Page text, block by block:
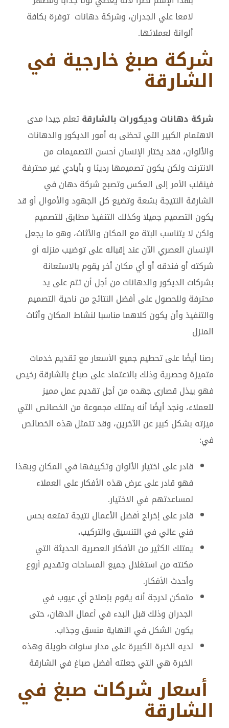
لامعا علي الجدران، وشركة دهانات توفرة بكافة
ألوانة لعملائها.
شركة صبغ خارجية في
الشارقة
شركة دهانات وديكورات بالشارقةتعلم جيدا مدى
الاهتمام الكبير التي تحظى به أمور الديكور والدهانات
والألوان، فقد يختار الإنسان أحسن التصميمات من
الانترنت ولكن يكون تصميمها رديئا و بأيادي غير محترفة
فينقلب الأمر إلى العكس وتصبح شركة دهان في
الشارقة النتيجة بشعة وتضيع كل الجهود والأموال أو قد
يكون التصميم جميلا وكذلك التنفيذ مطابق للتصميم
ولكن لا يتناسب البتة مع المكان والأثاث، وهو ما يجعل
الإنسان العصري الآن عند إقباله على توضيب منزله أو
شركته أو فندقه أو أي مكان أخر يقوم بالاستعانة
بشركات الديكور والدهانات من أجل أن تتم على يد
محترفة وللحصول على أفضل النتائج من ناحية التصميم
والتنفيذ وأن يكون كلاهما مناسبا لنشاط المكان وأثاث
المنزل
رصنا أيضًا على تحطيم جميع الأسعار مع تقديم خدمات
متميزة وحصرية وذلك بالاعتماد على صباغ بالشارقة رخيص
فهو يبذل قصارى جهده من أجل تقديم عمل مميز
للعملاء، ونجد أيضًا أنه يمتلك مجموعة من الخصائص التي
ميزته بشكل كبير عن الآخرين، وقد تتمثل هذه الخصائص
في:
قادر على اختيار الألوان وتكييفها في المكان وبهذا
فهو قادر على عرض هذه الأفكار على العملاء
لمساعدتهم في الاختيار.
قادر على إخراج أفضل الأعمال نتيجة تمتعه بحس
فني عالي في التنسيق والتركيب.
يمتلك الكثير من الأفكار العصرية الحديثة التي
مكنته من استغلال جميع المساحات وتقديم أروع
وأحدث الأفكار.
متمكن لدرجة أنه يقوم بإصلاح أي عيوب في
الجدران وذلك قبل البدء في أعمال الدهان، حتى
يكون الشكل في النهاية منسق وجذاب.
لديه الخبرة الكبيرة على مدار سنوات طويلة وهذه
الخبرة هي التي جعلته أفضل صباغ في الشارقة
أسعار شركات صبغ في
الشارقة